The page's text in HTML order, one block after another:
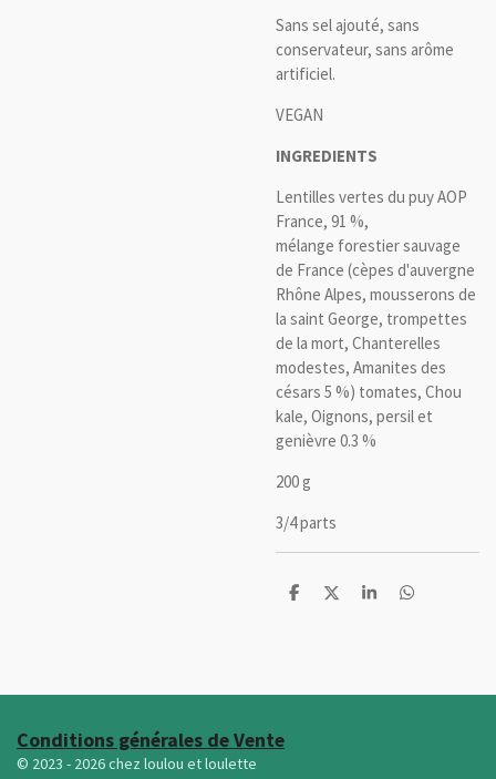
Sans sel ajouté, sans
conservateur, sans arôme
artificiel.
VEGAN
INGREDIENTS
Lentilles vertes du puy AOP
France, 91 %,
mélange forestier sauvage
de France (cèpes d'auvergne
Rhône Alpes, mousserons de
la saint George, trompettes
de la mort, Chanterelles
modestes, Amanites des
césars 5 %) tomates, Chou
kale, Oignons, persil et
genièvre 0.3 %
200 g
3/4 parts
P
e
P
e
P
e
P
e
Conditions générales de Vente
© 2023 - 2026 chez loulou et loulette